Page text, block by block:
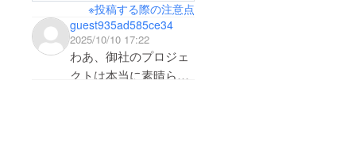
※投稿する際の注意点
guest935ad585ce34
2025/10/10 17:22
わあ、御社のプロジェ
クトは本当に素晴らし